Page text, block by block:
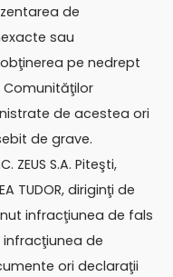
de
sau
pe nedrept
de acestea ori
de grave.
ZEUS S.A. Piteşti,
TUDOR, diriginţi de
infracţiunea de fals
de
ori declaraţii